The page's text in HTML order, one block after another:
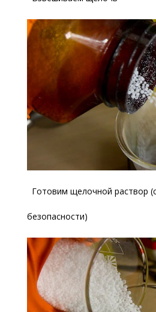
Готовим щелочной раствор
безопасности)